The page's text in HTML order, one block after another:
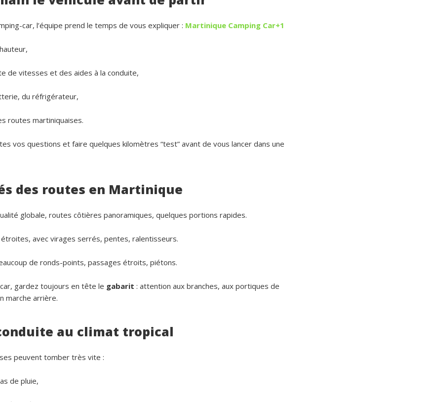
car, l’équipe prend le temps de vous expliquer : Martinique Camping Car+1
de vitesses et des aides à la conduite,
du réfrigérateur,
routes martiniquaises.
vos questions et faire quelques kilomètres “test” avant de vous lancer dans une
des routes en Martinique
globale, routes côtières panoramiques, quelques portions rapides.
étroites, avec virages serrés, pentes, ralentisseurs.
de ronds-points, passages étroits, piétons.
gardez toujours en tête le gabarit : attention aux branches, aux portiques de
marche arrière.
au climat tropical
peuvent tomber très vite :
de pluie,